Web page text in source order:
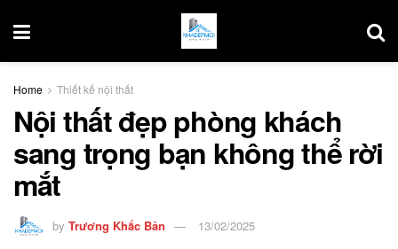
Home Thiết kế nội thất
Nội thất đẹp phòng khách
sang trọng bạn không thể rời
mắt
by Trương Khắc Bản 13/02/2025